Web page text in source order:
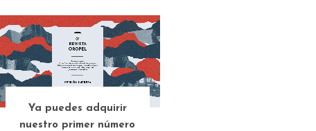
Ya puedes adquirir
nuestro primer número